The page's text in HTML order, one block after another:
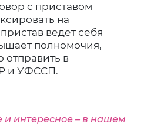
с приставом
на
ведет себя
полномочия,
отправить в
и УФССП.
и интересное – в нашем